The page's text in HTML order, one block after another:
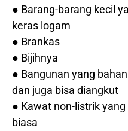
● Barang-barang kecil
keras logam
● Brankas
● Bijihnya
● Bangunan yang
dan juga bisa diangkut
● Kawat non-listrik
biasa